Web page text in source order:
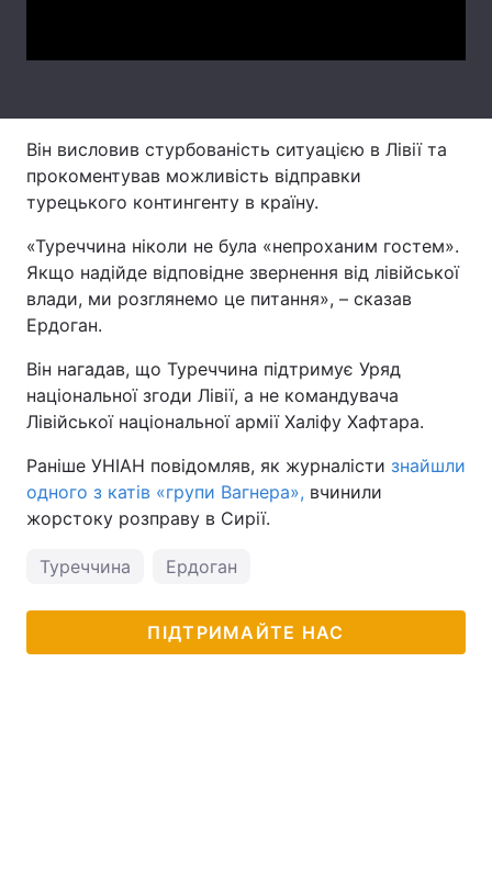
Він висловив стурбованість ситуацією в Лівії та
прокоментував можливість відправки
турецького контингенту в країну.
«Туреччина ніколи не була «непроханим гостем».
Якщо надійде відповідне звернення від лівійської
влади, ми розглянемо це питання», – сказав
Ердоган.
Він нагадав, що Туреччина підтримує Уряд
національної згоди Лівії, а не командувача
Лівійської національної армії Халіфу Хафтара.
Раніше УНІАН повідомляв, як журналісти знайшли
одного з катів «групи Вагнера», вчинили
жорстоку розправу в Сирії.
Туреччина Ердоган
ПІДТРИМАЙТЕ НАС